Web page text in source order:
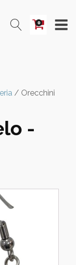
0
/ Orecchini
-